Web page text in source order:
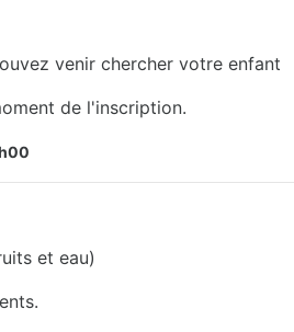
venir chercher votre enfant
de l'inscription.
et eau)